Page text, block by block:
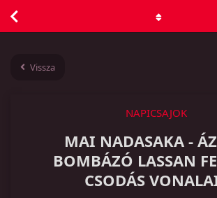
Vissza
NAPICSAJOK
MAI NADASAKA -
BOMBÁZÓ LASSAN
CSODÁS